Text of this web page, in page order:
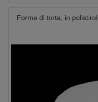
Forme di torta, in